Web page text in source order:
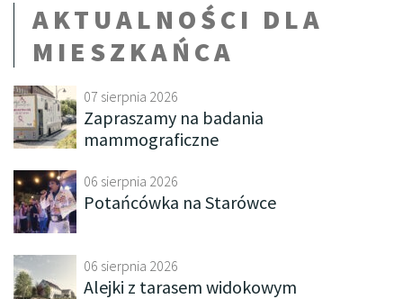
AKTUALNOŚCI DLA
MIESZKAŃCA
07 sierpnia 2026
Zapraszamy na badania
mammograficzne
06 sierpnia 2026
Potańcówka na Starówce
06 sierpnia 2026
Alejki z tarasem widokowym